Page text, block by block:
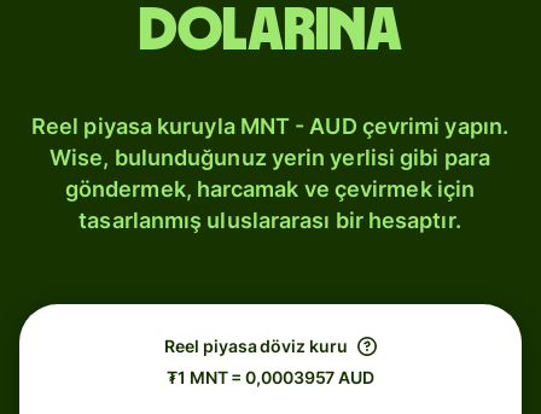
dolarına
Reel piyasa kuruyla MNT - AUD çevrimi yapın.
Wise, bulunduğunuz yerin yerlisi gibi para
göndermek, harcamak ve çevirmek için
tasarlanmış uluslararası bir hesaptır.
Reel piyasa döviz kuru
₮1 MNT = 0,0003957 AUD